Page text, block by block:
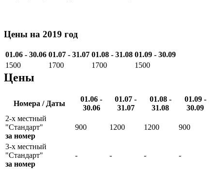
Цены на 2019 год
01.06 - 30.06 01.07 - 31.07 01.08 - 31.08 01.09 - 30.09
1500
1700 1700 1500
Цены
Номера / Даты
01.06 -
30.06
01.07 -
31.07
01.08 -
31.08
01.09 -
30.09
2-х местный
"Стандарт"
за номер
900 1200 1200 900
3-х местный
"Стандарт"
за номер
- - - -